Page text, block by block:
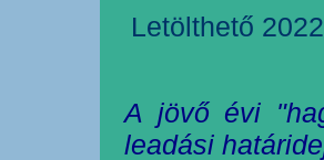
Letölthető
A jövő évi
leadási